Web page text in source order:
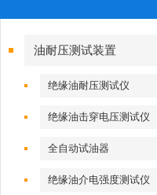
油耐压测试装置
绝缘油耐压测试仪
绝缘油击穿电压测试仪
全自动试油器
绝缘油介电强度测试仪